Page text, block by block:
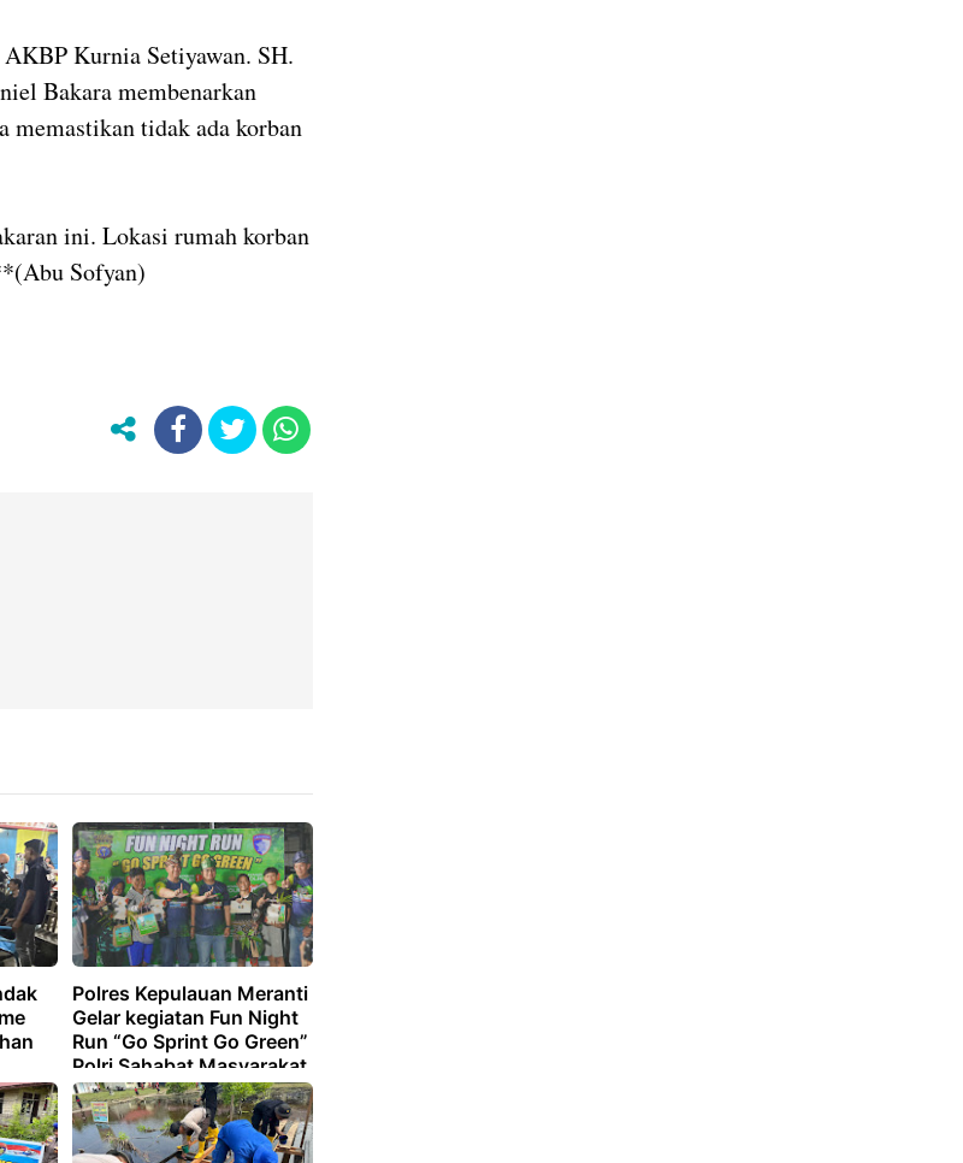
Kurnia Setiyawan. SH.
Bakara membenarkan
memastikan tidak ada korban
ini. Lokasi rumah korban
Sofyan)
Polres Kepulauan Meranti
Gelar kegiatan Fun Night
Run “Go Sprint Go Green”
Polri Sahabat Masyarakat